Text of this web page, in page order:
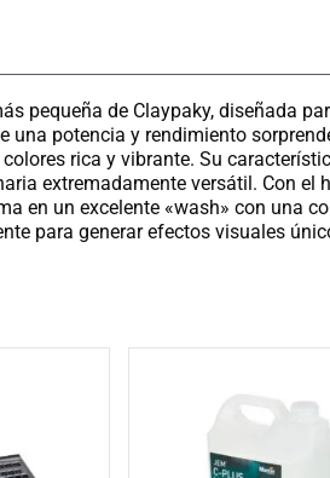
pequeña de Claypaky, diseñada
potencia y rendimiento
rica y vibrante. Su
extremadamente versátil. Con el
en un excelente «wash» con una
para generar efectos visuales